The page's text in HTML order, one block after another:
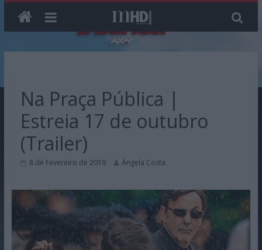
contentNa Praça Pública |
Estreia 17 de outubro
(Trailer)
8 de Fevereiro de 2019 Ângela Costa